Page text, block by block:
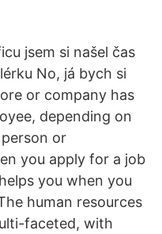
jsem si našel čas
No, já bych si
or company has
depending on
or
you apply for a job
you when you
human resources
faceted, with